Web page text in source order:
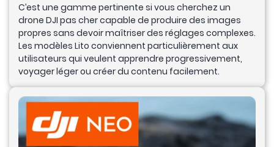
C’est une gamme pertinente si vous cherchez un
drone DJI pas cher capable de produire des images
propres sans devoir maîtriser des réglages complexes.
Les modèles Lito conviennent particulièrement aux
utilisateurs qui veulent apprendre progressivement,
voyager léger ou créer du contenu facilement.